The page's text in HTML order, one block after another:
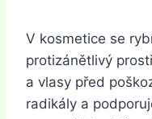
V kosmetice se
protizánětlivý
a vlasy před
radikály a